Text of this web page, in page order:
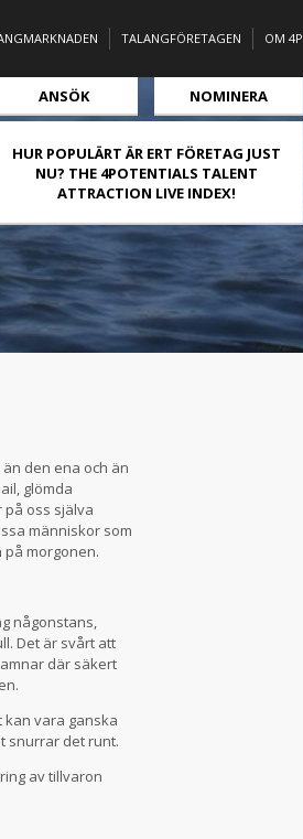
TALANGFÖRETAGEN OM 4P
ANSÖK NOMINERA
HUR POPULÄRT ÄR ERT FÖRETAG JUST
NU? THE 4POTENTIALS TALENT
ATTRACTION LIVE INDEX!
den ena och än
glömda
på oss själva
människor som
på morgonen.
någonstans,
Det är svårt att
där säkert
kan vara ganska
snurrar det runt.
av tillvaron